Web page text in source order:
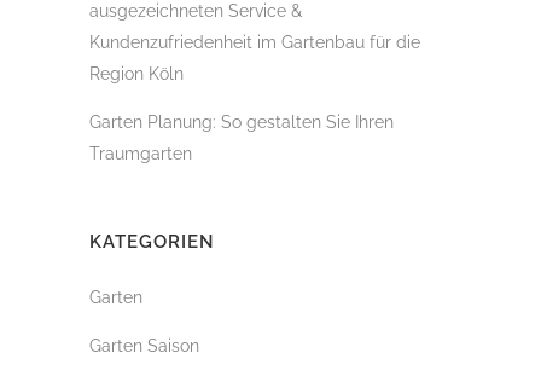
ausgezeichneten Service &
Kundenzufriedenheit im Gartenbau für die
Region Köln
Garten Planung: So gestalten Sie Ihren
Traumgarten
KATEGORIEN
Garten
Garten Saison